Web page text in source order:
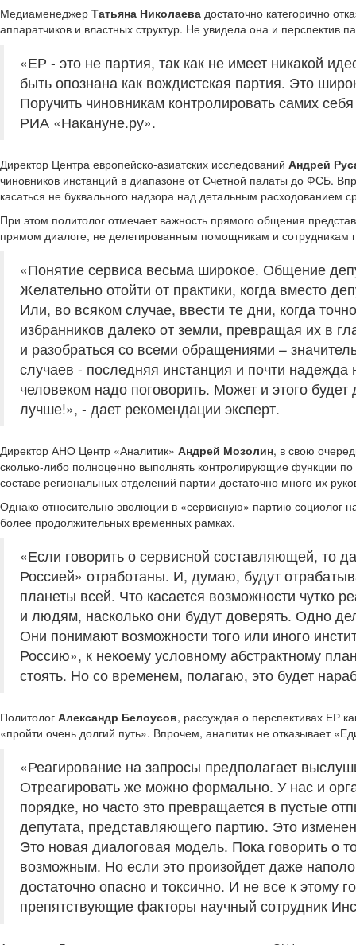
Медиаменеджер Татьяна Николаева достаточно категорично
аппаратчиков и властных структур. Не увидела она и перспектив
«ЕР - это не партия, так как не имеет никакой
быть опознана как вождистская партия. Это
Поручить чиновникам контролировать самих
РИА «Накануне.ру».
Директор Центра европейско-азиатских исследований Андрей
чиновников инстанций в диапазоне от Счетной палаты до ФСБ.
касаться не буквального надзора над детальным расходованием
При этом политолог отмечает важность прямого общения
прямом диалоге, не делегированным помощникам и сотрудникам
«Понятие сервиса весьма широкое. Общение
Желательно отойти от практики, когда вместо
Или, во всяком случае, ввести те дни, когда
избранников далеко от земли, превращая их в
и разобраться со всеми обращениями –
случаев - последняя инстанция и почти
человеком надо поговорить. Может и этого
лучше!», - дает рекомендации эксперт.
Директор АНО Центр «Аналитик» Андрей Мозолин, в свою
сколько-либо полноценно выполнять контролирующие функции
составе региональных отделений партии достаточно много их
Однако относительно эволюции в «сервисную» партию социолог
более продолжительных временных рамках.
«Если говорить о сервисной составляющей, то
Россией» отработаны. И, думаю, будут
планеты всей. Что касается возможности чутко
и людям, насколько они будут доверять. Одно
Они понимают возможности того или иного
Россию», к некоему условному абстрактному
стоять. Но со временем, полагаю, это будет
Политолог Александр Белоусов, рассуждая о перспективах ЕР
«пройти очень долгий путь». Впрочем, аналитик не отказывает
«Реагирование на запросы предполагает
Отреагировать же можно формально. У нас и
порядке, но часто это превращается в пустые
депутата, представляющего партию. Это
Это новая диалоговая модель. Пока говорить о
возможным. Но если это произойдет даже
достаточно опасно и токсично. И не все к этому
препятствующие факторы научный сотрудник